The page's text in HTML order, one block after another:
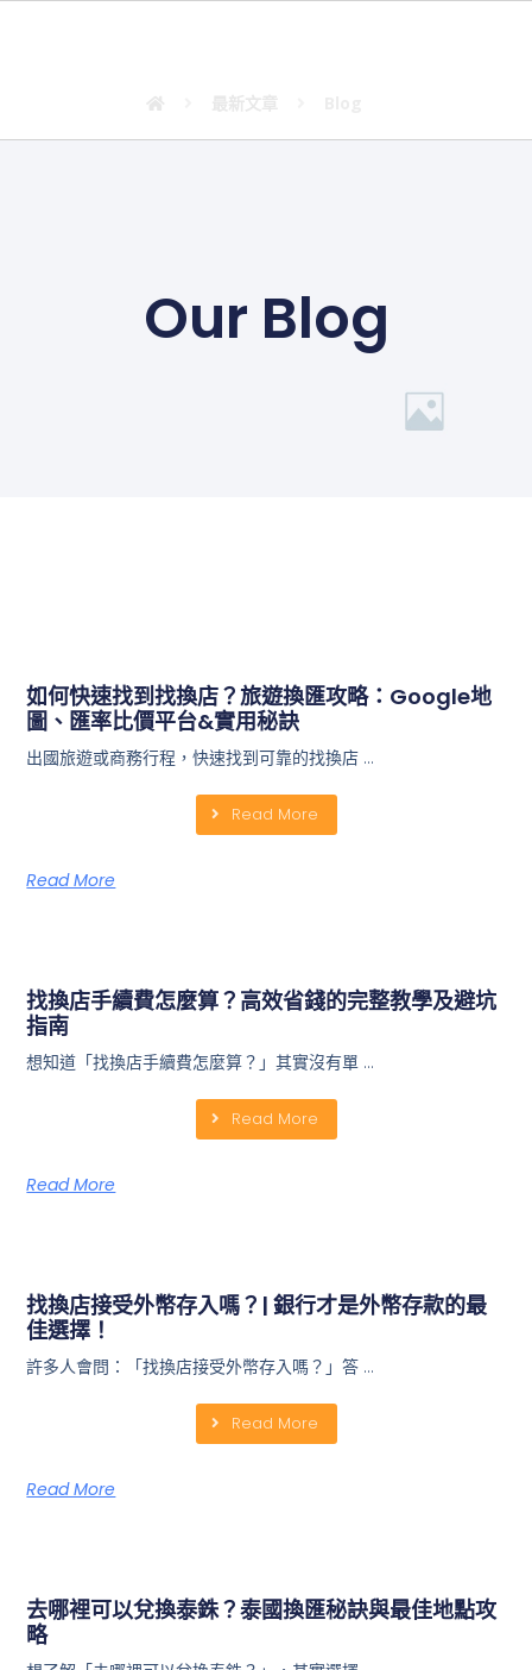
Our Blog
如何快速找到找換店？旅遊換匯攻略：Google地
圖、匯率比價平台&實用秘訣
出國旅遊或商務行程，快速找到可靠的找換店 …
Read More
Read More
找換店手續費怎麼算？高效省錢的完整教學及避坑
指南
想知道「找換店手續費怎麼算？」其實沒有單 …
Read More
Read More
找換店接受外幣存入嗎？| 銀行才是外幣存款的最
佳選擇！
許多人會問：「找換店接受外幣存入嗎？」答 …
Read More
Read More
去哪裡可以兌換泰銖？泰國換匯秘訣與最佳地點攻
略